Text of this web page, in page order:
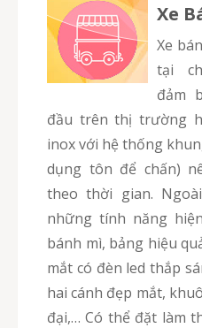
Xe
Xe bán bánh mì chả cá nóng
tại
đảm
đầu trên thị trường
inox với hệ thống
dụng tôn để chấn)
theo thời gian.
những tính năng
bánh mì, bảng hiệu
mắt có đèn led thắp
hai cánh đẹp mắt,
đại,… Có thể đặt làm